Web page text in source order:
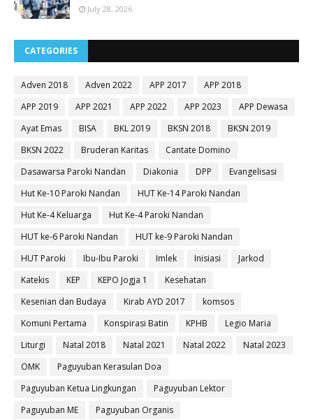
July 28, 2026
CATEGORIES
Adven 2018 Adven 2022 APP 2017
APP 2018
APP 2019
APP 2021 APP 2022 APP 2023
APP Dewasa
Ayat Emas
BISA BKL 2019 BKSN 2018
BKSN 2019
BKSN 2022
Bruderan Karitas
Cantate Domino
Dasawarsa Paroki Nandan
Diakonia DPP
Evangelisasi
Hut Ke-10 Paroki Nandan
HUT Ke-14 Paroki Nandan
Hut Ke-4 Keluarga
Hut Ke-4 Paroki Nandan
HUT ke-6 Paroki Nandan
HUT ke-9 Paroki Nandan
HUT Paroki
Ibu-Ibu Paroki Imlek Inisiasi
Jarkod
Katekis
KEP KEPO Jogja 1
Kesehatan
Kesenian dan Budaya
Kirab AYD 2017
komsos
Komuni Pertama
Konspirasi Batin KPHB
Legio Maria
Liturgi
Natal 2018 Natal 2021 Natal 2022
Natal 2023
OMK
Paguyuban Kerasulan Doa
Paguyuban Ketua Lingkungan
Paguyuban Lektor
Paguyuban ME
Paguyuban Organis